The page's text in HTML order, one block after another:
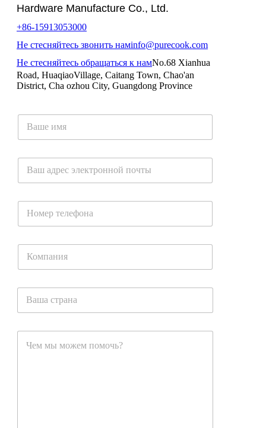
Hardware Manufacture Co., Ltd.
+86-15913053000
Не стесняйтесь звонить намinfo@purecook.com
Не стесняйтесь обращаться к намNo.68 Xianhua
Road, HuaqiaoVillage, Caitang Town, Chao'an
District, Cha ozhou City, Guangdong Province